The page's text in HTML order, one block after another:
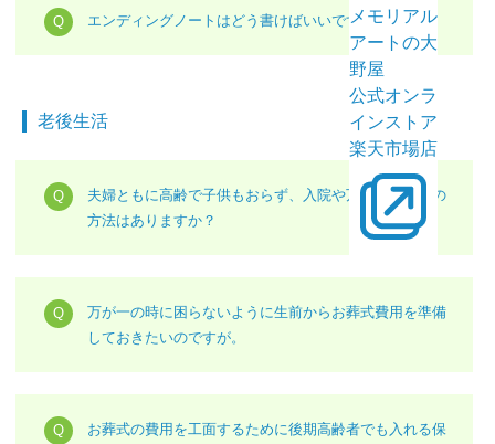
メモリアル
アートの大
野屋
公式オンラ
インストア
楽天市場店
エンディングノートはどう書けばいいですか？
老後生活
夫婦ともに高齢で子供もおらず、入院や万が一の場合の
方法はありますか？
万が一の時に困らないように生前からお葬式費用を準備
しておきたいのですが。
お葬式の費用を工面するために後期高齢者でも入れる保